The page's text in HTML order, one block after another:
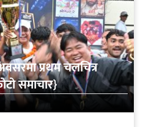
प्रथम चलचित्र
समाचार}